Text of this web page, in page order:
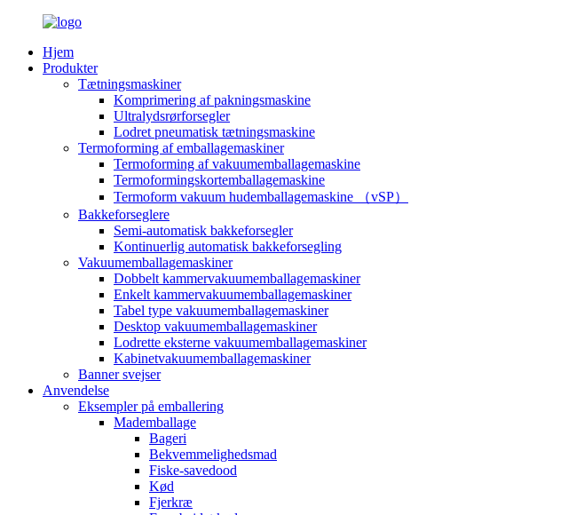
Hjem
Produkter
Tætningsmaskiner
Komprimering af pakningsmaskine
Ultralydsrørforsegler
Lodret pneumatisk tætningsmaskine
Termoforming af emballagemaskiner
Termoforming af vakuumemballagemaskine
Termoformingskortemballagemaskine
Termoform vakuum hudemballagemaskine （vSP）
Bakkeforseglere
Semi-automatisk bakkeforsegler
Kontinuerlig automatisk bakkeforsegling
Vakuumemballagemaskiner
Dobbelt kammervakuumemballagemaskiner
Enkelt kammervakuumemballagemaskiner
Tabel type vakuumemballagemaskiner
Desktop vakuumemballagemaskiner
Lodrette eksterne vakuumemballagemaskiner
Kabinetvakuumemballagemaskiner
Banner svejser
Anvendelse
Eksempler på emballering
Mademballage
Bageri
Bekvemmelighedsmad
Fiske-savedood
Kød
Fjerkræ